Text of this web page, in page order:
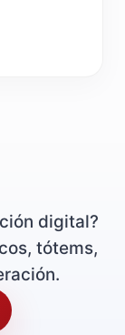
digital?
tótems,